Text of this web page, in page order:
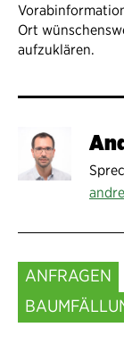
Ort
aufzuklären.
ANFRAGEN